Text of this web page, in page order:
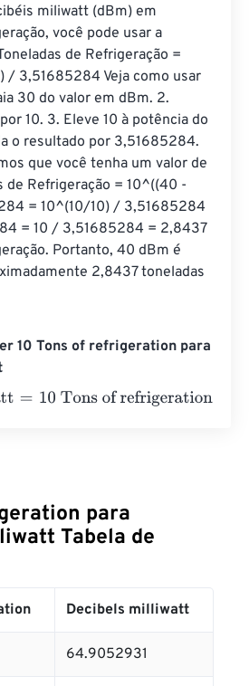
miliwatt (dBm) em
você pode usar a
de Refrigeração =
/ 3,51685284 Veja como usar
30 do valor em dBm. 2.
10. 3. Eleve 10 à potência do
o resultado por 3,51685284.
que você tenha um valor de
de Refrigeração = 10^((40 -
= 10^(10/10) / 3,51685284
= 10 / 3,51685284 = 2,8437
Portanto, 40 dBm é
2,8437 toneladas
10 Tons of refrigeration para
10 Tons of refrigeration×64.9052931
para
Tabela de
Decibels milliwatt
64.9052931